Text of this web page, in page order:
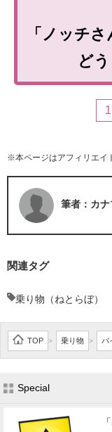
「ノッチ
ど
1
※本ページはアフィリエイ
筆者：カ
関連タグ
乗り物（ねとらぼ）
TOP > 乗り物 > バ
Special